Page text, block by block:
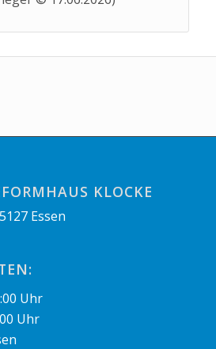
KLOCKE
Essen
Uhr
Uhr